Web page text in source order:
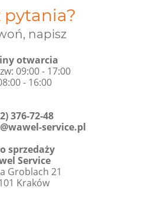
pytania?
napisz
otwarcia
09:00 - 17:00
- 16:00
376-72-48
service.pl
sprzedaży
Service
Groblach 21
Kraków